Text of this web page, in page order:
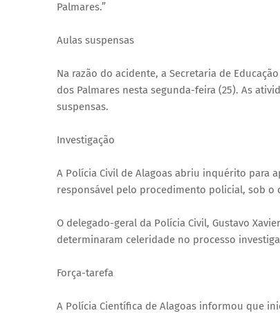
Palmares.”
Aulas suspensas
Na razão do acidente, a Secretaria de
dos Palmares nesta segunda-feira (25). As
suspensas.
Investigação
A Polícia Civil de Alagoas abriu inquérito para
responsável pelo procedimento policial, sob o
O delegado-geral da Polícia Civil, Gustavo
determinaram celeridade no processo
Força-tarefa
A Polícia Científica de Alagoas informou que